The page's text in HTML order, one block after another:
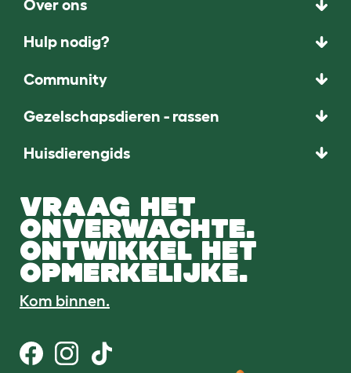
Over ons
Hulp nodig?
Community
Gezelschapsdieren - rassen
Huisdierengids
VRAAG HET
ONVERWACHTE.
ONTWIKKEL HET
OPMERKELIJKE.
Kom binnen.